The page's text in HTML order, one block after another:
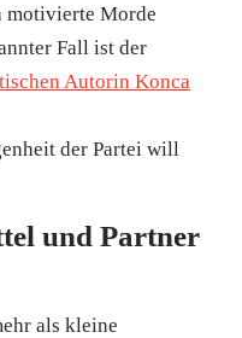
Morde
Fall ist der
Autorin Konca
der Partei will
und Partner
als kleine